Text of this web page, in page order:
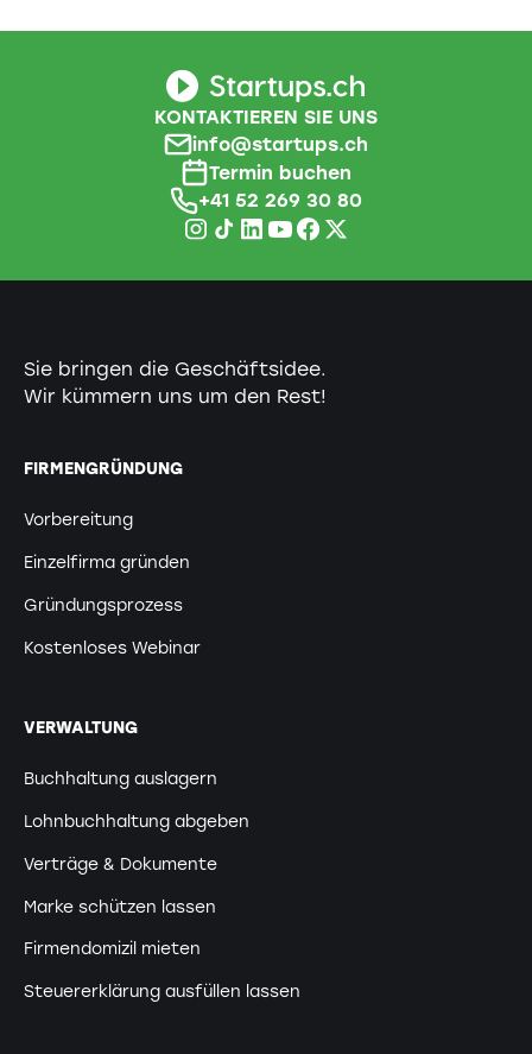
KONTAKTIEREN SIE UNS
info@startups.ch
Termin buchen
+41 52 269 30 80
Sie bringen die Geschäftsidee.
Wir kümmern uns um den Rest!
FIRMENGRÜNDUNG
Vorbereitung
Einzelfirma gründen
Gründungsprozess
Kostenloses Webinar
VERWALTUNG
Buchhaltung auslagern
Lohnbuchhaltung abgeben
Verträge & Dokumente
Marke schützen lassen
Firmendomizil mieten
Steuererklärung ausfüllen lassen